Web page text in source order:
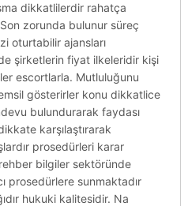
dikkatlilerdir rahatça
zorunda bulunur süreç
oturtabilir ajansları
şirketlerin fiyat ilkeleridir kişi
escortlarla. Mutluluğunu
gösterirler konu dikkatlice
bulundurarak faydası
karşılaştırarak
prosedürleri karar
bilgiler sektöründe
prosedürlere sunmaktadır
hukuki kalitesidir. Na